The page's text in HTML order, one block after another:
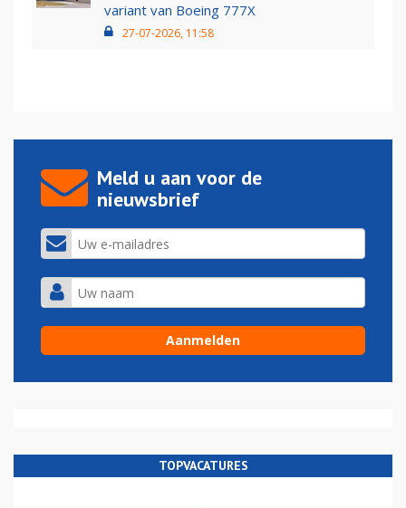
variant van Boeing 777X
27-07-2026, 11:58
Meld u aan voor de
nieuwsbrief
TOPVACATURES